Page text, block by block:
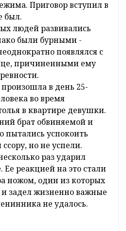
Приговор вступил в
был.
людей развивались
были бурными -
появлялся с
причиненными ему
произошла в день 25-
во время
в квартире девушки.
брат обвиняемой и
пытались успокоить
но не успели.
раз ударил
Ее реакцией на это стали
ножом, один из которых
задел жизненно важные
не удалось.